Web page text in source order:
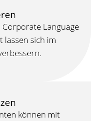
Language
lassen sich im
können mit